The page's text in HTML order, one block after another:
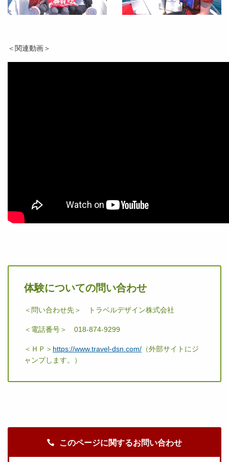
＜関連動画＞
体験についての問い合わせ
＜問い合わせ先＞ トラベルデザイン株式会社
＜電話番号＞ 018-874-9299
＜ＨＰ＞ https://www.travel-dsn.com/ （外部サイトにジ
ャンプします。）
このページに関するお問い合わせ